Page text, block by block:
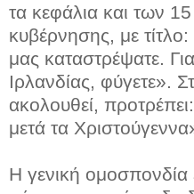
τα κεφάλια και των
κυβέρνησης, με
μας καταστρέψατε.
Ιρλανδίας, φύγετε».
ακολουθεί,
μετά τα
Η γενική ομοσπονδία